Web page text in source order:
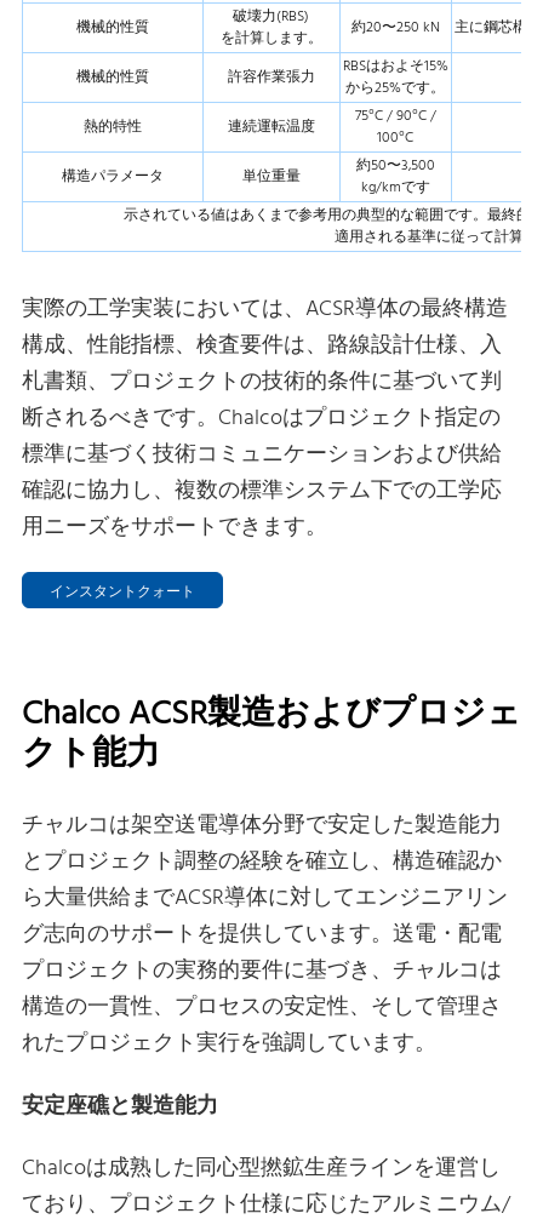
機械的性質
破壊力(RBS)
を計算します。
約20〜250 kN 主に鋼芯構
機械的性質 許容作業張力
RBSはおよそ15%
から25%です。
熱的特性
連続運転温度
75°C / 90°C /
100°C
構造パラメータ
単位重量
約50〜3,500
kg/kmです
示されている値はあくまで参考用の典型的な範囲です。最終
適用される基準に従って計算
実際の工学実装においては、ACSR導体の最終構造
構成、性能指標、検査要件は、路線設計仕様、入
札書類、プロジェクトの技術的条件に基づいて判
断されるべきです。Chalcoはプロジェクト指定の
標準に基づく技術コミュニケーションおよび供給
確認に協力し、複数の標準システム下での工学応
用ニーズをサポートできます。
インスタントクォート
Chalco ACSR製造およびプロジェ
クト能力
チャルコは架空送電導体分野で安定した製造能力
とプロジェクト調整の経験を確立し、構造確認か
ら大量供給までACSR導体に対してエンジニアリン
グ志向のサポートを提供しています。送電・配電
プロジェクトの実務的要件に基づき、チャルコは
構造の一貫性、プロセスの安定性、そして管理さ
れたプロジェクト実行を強調しています。
安定座礁と製造能力
Chalcoは成熟した同心型撚鉱生産ラインを運営し
ており、プロジェクト仕様に応じたアルミニウム/